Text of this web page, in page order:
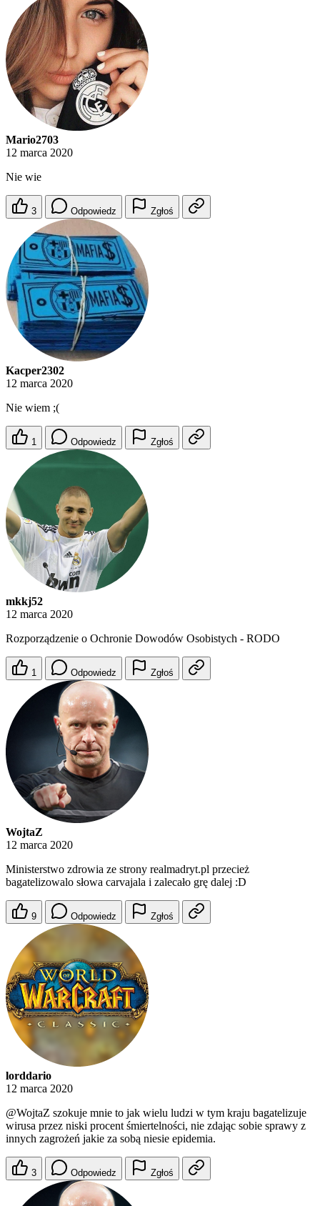
Mario2703
12 marca 2020
Nie wie
3 Odpowiedz Zgłoś
Kacper2302
12 marca 2020
Nie wiem ;(
1 Odpowiedz Zgłoś
mkkj52
12 marca 2020
Rozporządzenie o Ochronie Dowodów Osobistych - RODO
1 Odpowiedz Zgłoś
WojtaZ
12 marca 2020
Ministerstwo zdrowia ze strony realmadryt.pl przecież
bagatelizowalo słowa carvajala i zalecało grę dalej :D
9 Odpowiedz Zgłoś
lorddario
12 marca 2020
@WojtaZ szokuje mnie to jak wielu ludzi w tym kraju bagatelizuje
wirusa przez niski procent śmiertelności, nie zdając sobie sprawy z
innych zagrożeń jakie za sobą niesie epidemia.
3 Odpowiedz Zgłoś